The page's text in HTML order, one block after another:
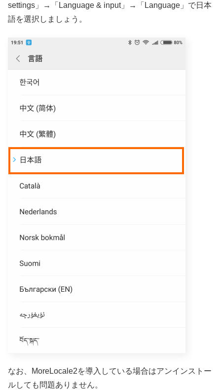
settings」→「Language & input」→「Language」で日本
語を選択しましょう。
なお、MoreLocale2を導入している場合はアンインストー
ルしても問題ありません。